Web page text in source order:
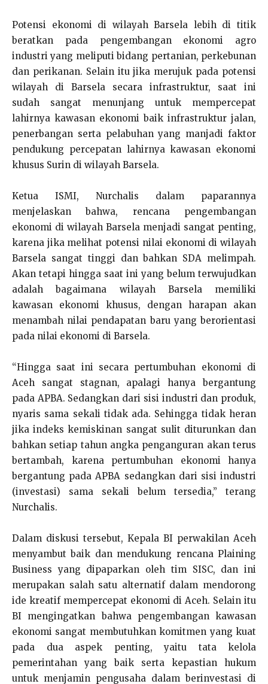
Potensi ekonomi di wilayah Barsela lebih di titik
beratkan pada pengembangan ekonomi agro
industri yang meliputi bidang pertanian, perkebunan
dan perikanan. Selain itu jika merujuk pada potensi
wilayah di Barsela secara infrastruktur, saat ini
sudah sangat menunjang untuk mempercepat
lahirnya kawasan ekonomi baik infrastruktur jalan,
penerbangan serta pelabuhan yang manjadi faktor
pendukung percepatan lahirnya kawasan ekonomi
khusus Surin di wilayah Barsela.
Ketua ISMI, Nurchalis dalam paparannya
menjelaskan bahwa, rencana pengembangan
ekonomi di wilayah Barsela menjadi sangat penting,
karena jika melihat potensi nilai ekonomi di wilayah
Barsela sangat tinggi dan bahkan SDA melimpah.
Akan tetapi hingga saat ini yang belum terwujudkan
adalah bagaimana wilayah Barsela memiliki
kawasan ekonomi khusus, dengan harapan akan
menambah nilai pendapatan baru yang berorientasi
pada nilai ekonomi di Barsela.
“Hingga saat ini secara pertumbuhan ekonomi di
Aceh sangat stagnan, apalagi hanya bergantung
pada APBA. Sedangkan dari sisi industri dan produk,
nyaris sama sekali tidak ada. Sehingga tidak heran
jika indeks kemiskinan sangat sulit diturunkan dan
bahkan setiap tahun angka penganguran akan terus
bertambah, karena pertumbuhan ekonomi hanya
bergantung pada APBA sedangkan dari sisi industri
(investasi) sama sekali belum tersedia,” terang
Nurchalis.
Dalam diskusi tersebut, Kepala BI perwakilan Aceh
menyambut baik dan mendukung rencana Plaining
Business yang dipaparkan oleh tim SISC, dan ini
merupakan salah satu alternatif dalam mendorong
ide kreatif mempercepat ekonomi di Aceh. Selain itu
BI mengingatkan bahwa pengembangan kawasan
ekonomi sangat membutuhkan komitmen yang kuat
pada dua aspek penting, yaitu tata kelola
pemerintahan yang baik serta kepastian hukum
untuk menjamin pengusaha dalam berinvestasi di